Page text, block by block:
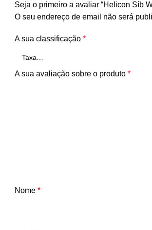
Seja o primeiro a avaliar “Helicon Síb
O seu endereço de email não será
A sua classificação *
A sua avaliação sobre o produto *
Nome *